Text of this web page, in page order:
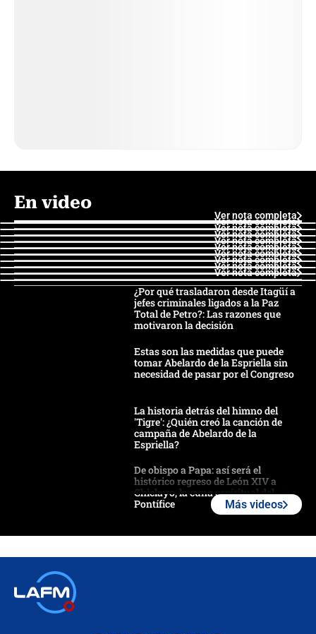
En video
Ver nota completa
Ver nota completa
Ver nota completa
Ver nota completa
Ver nota completa
Ver nota completa
Ver nota completa
Ver nota completa
Ver nota completa
Ver nota completa
¿Por qué trasladaron desde Itagüí a
jefes criminales ligados a la Paz
Total de Petro?: Las razones que
motivaron la decisión
Estas son las medidas que puede
tomar Abelardo de la Espriella sin
necesidad de pasar por el Congreso
La historia detrás del himno del
'Tigre': ¿Quién creó la canción de
campaña de Abelardo de la
Espriella?
De obispo a Papa: así será el
histórico regreso de León XIV a
Chiclayo, la cuna espiritual del
Pontífice
Más videos